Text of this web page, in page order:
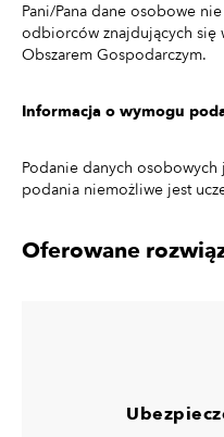
Pani/Pana dane osobowe
odbiorców znajdujących się
Obszarem Gospodarczym.
Informacja o wymogu
Podanie danych
podania niemożliwe jest
Oferowane